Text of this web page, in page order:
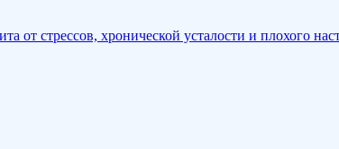
от стрессов, хронической усталости и плохого